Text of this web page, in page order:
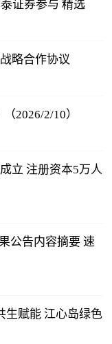
证券参与 精选
略合作协议
2026/2/10）
立 注册资本5万人
公告内容摘要 速
心岛绿色